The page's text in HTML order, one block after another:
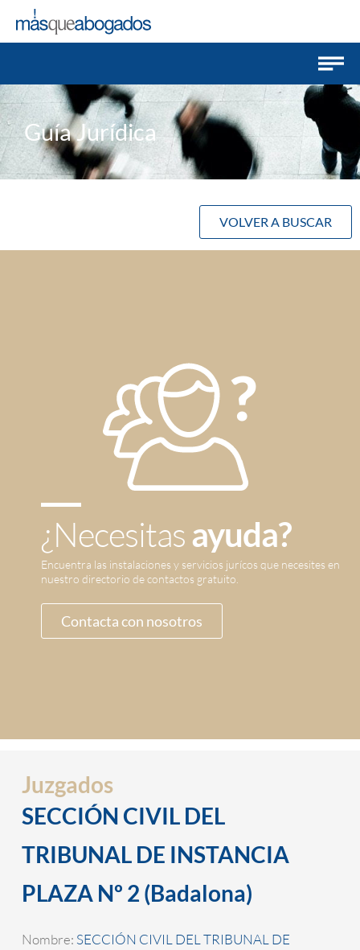
Guía Jurídica
VOLVER A BUSCAR
¿Necesitasayuda?
Encuentra las instalaciones y servicios jurícos que necesites en
nuestro directorio de contactos gratuito.
Contacta con nosotros
Juzgados
SECCIÓN CIVIL DEL
TRIBUNAL DE INSTANCIA
PLAZA Nº 2 (Badalona)
Nombre: SECCIÓN CIVIL DEL TRIBUNAL DE